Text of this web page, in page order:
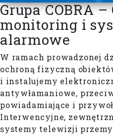
Grupa COBRA
monitoring i
alarmowe
W ramach prowadzonej
ochroną fizyczną
i instalujemy
antywłamaniowe,
powiadamiające i
Interwencyjne,
systemy telewizji